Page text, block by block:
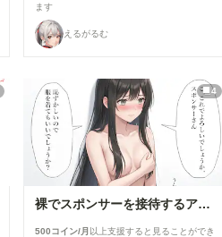
ます
えるがるむ
4
裸でスポンサーを接待するアイドル【景清帆乃歌】編
500コイン/月 以上支援すると見ることができ